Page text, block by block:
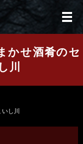
メ
かせ酒肴のセ
川
し川